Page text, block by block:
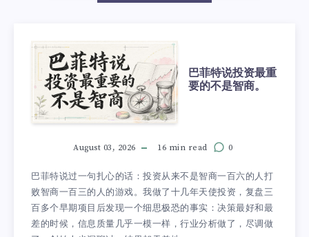
巴菲特说投资最重
要的不是智商。
August 03, 2026 16 min read 0
巴菲特说过一句扎心的话：投资从来不是智商一百六的人打
败智商一百三的人的游戏。我做了十几年天使投资，复盘三
百多个早期项目后发现一个细思极恐的事实：决策最好和最
差的时候，信息质量几乎一模一样，行业分析做了，尽调做